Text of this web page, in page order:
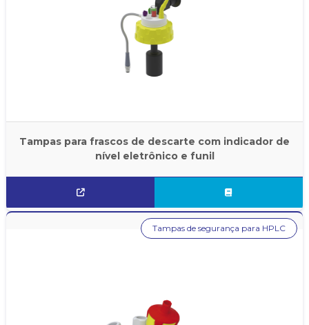
Tampas para frascos de descarte com indicador de
nível eletrônico e funil
Tampas de segurança para HPLC